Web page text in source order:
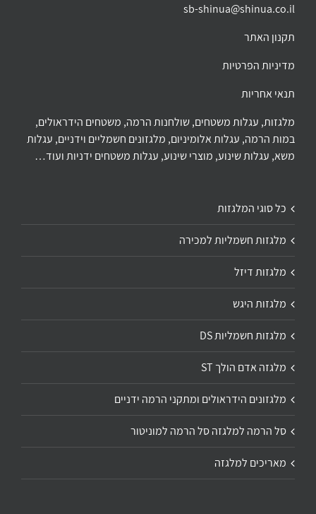
sb-shinua@shinua.co.il
תקנון האתר
מדיניות הפרטיות
תנאי אחריות
מלגזות, עגלות משטחים, שולחנות הרמה, משטחים הידראולים,
במות הרמה, עגלות אלומיניום, מלגזונים חשמליים וידניים, עגלות
משא, עגלות שינוע, מוצרי שינוע, עגלות משטחים ידניות ועוד…
כל סוגי המלגזות
מלגזות חשמליות למכירה
מלגזות דיזל
מלגזות היגש
מלגזות חשמליות DS
מלגזה אדם הולך ST
מלגזונים הידראולים ומתקני הרמה ידניים
סל הרמה למלגזה סל הרמה למוניטור
מאריכים למלגזה